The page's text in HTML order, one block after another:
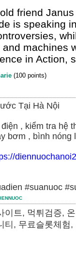
friend
is speaking
machines
in Action,
(100 points)
Tại Hà Nội
, kiểm tra hệ
bơm , bình nóng
#suanuoc
이트, 먹튀검증,
티, 무료슬롯체험